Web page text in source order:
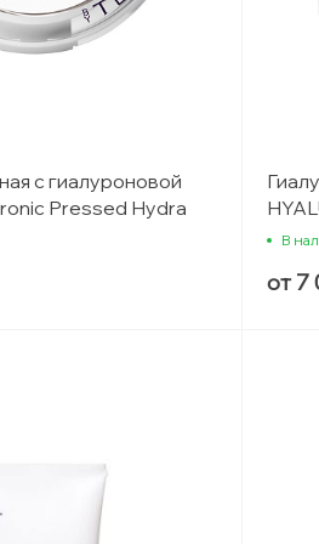
с гиалуроновой
Pressed Hydra
В
от 7